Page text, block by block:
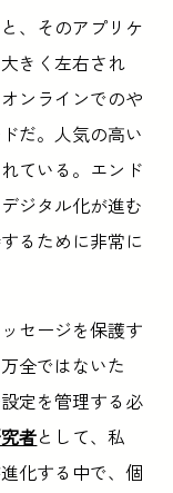
、そのアプリケ
きく左右され
ンラインでのや
だ。人気の高い
ている。エンド
ジタル化が進む
るために非常に
セージを保護す
全ではないた
定を管理する必
者として、私
化する中で、個